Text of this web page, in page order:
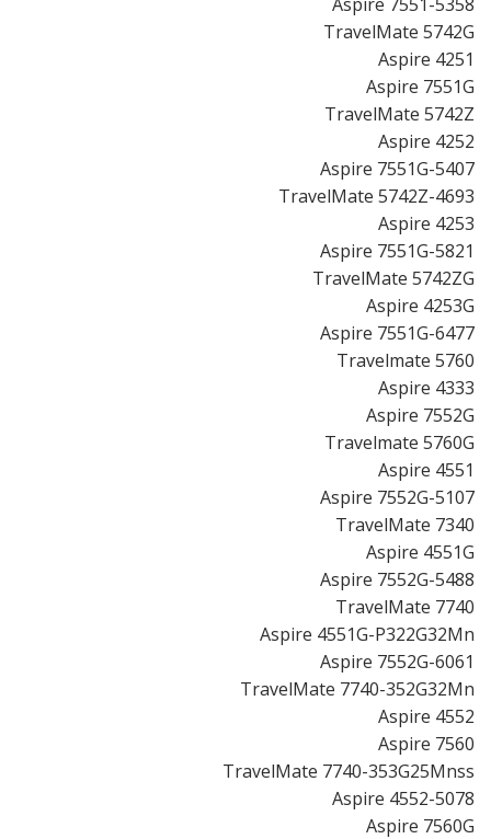
TravelMate 5742G
Aspire 4251
Aspire 7551G
TravelMate 5742Z
Aspire 4252
Aspire 7551G-5407
TravelMate 5742Z-4693
Aspire 4253
Aspire 7551G-5821
TravelMate 5742ZG
Aspire 4253G
Aspire 7551G-6477
Travelmate 5760
Aspire 4333
Aspire 7552G
Travelmate 5760G
Aspire 4551
Aspire 7552G-5107
TravelMate 7340
Aspire 4551G
Aspire 7552G-5488
TravelMate 7740
Aspire 4551G-P322G32Mn
Aspire 7552G-6061
TravelMate 7740-352G32Mn
Aspire 4552
Aspire 7560
TravelMate 7740-353G25Mnss
Aspire 4552-5078
Aspire 7560G